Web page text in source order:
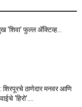
‘शिवा’ फुल्ल ॲक्टिव्ह…
शिरपूरचे ठाणेदार मनवर आणि
‘हिरो’….